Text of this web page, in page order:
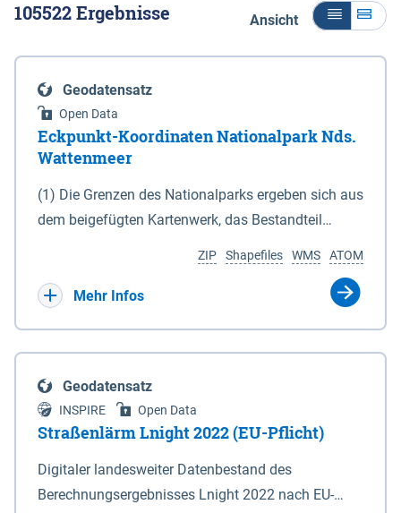
105522Ergebnisse Ansicht
Geodatensatz
Open Data
Eckpunkt-Koordinaten Nationalpark Nds.
Wattenmeer
(1) Die Grenzen des Nationalparks ergeben sich aus
dem beigefügten Kartenwerk, das Bestandteil
(DTK) im Maßstab 1 : 100 000 (Anlage 2), 2.
verkleinerte Amtliche Karte 1 : 5 000 (AK5) im
projizierte Koordinaten im Europäischen
Terrestrischen Referenzsystem 1989 (ETRS 89) mit
der Universalen Transversalen Mercator-Abbildung
bezogen auf die Zone 32 N (UTM 32N) dargestellt
(Anlage 4); Gleiches gilt für die geografischen
ATOM
WMS
Shapefiles
ZIP
Mehr Infos
Geodatensatz
INSPIRE Open Data
Straßenlärm Lnight 2022 (EU-Pflicht)
Digitaler landesweiter Datenbestand des
Berechnungsergebnisses Lnight 2022 nach EU-